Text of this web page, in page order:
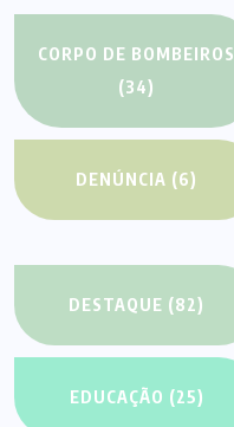
CORPO DE BOMBEIROS
(34)
DENÚNCIA (6)
DESTAQUE (82)
EDUCAÇÃO (25)